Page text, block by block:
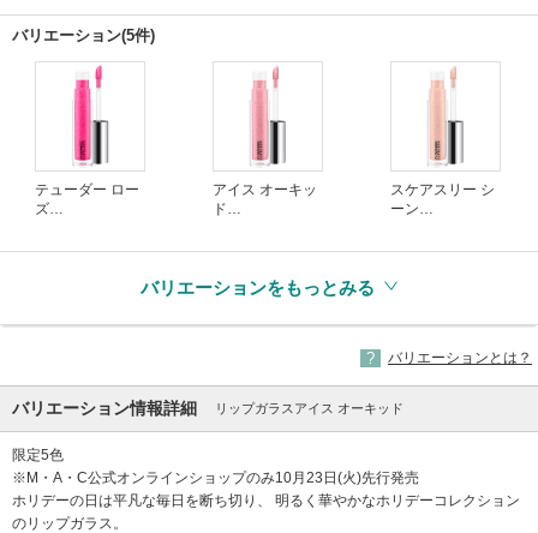
バリエーション(5件)
テューダー ロー
ズ
アイス オーキッ
ド
スケアスリー シ
ーン
バリエーションをもっとみる
バリエーションとは？
バリエーション情報詳細 リップガラスアイス オーキッド
限定5色
※M・A・C公式オンラインショップのみ10月23日(火)先行発売
ホリデーの日は平凡な毎日を断ち切り、 明るく華やかなホリデーコレクション
のリップガラス。